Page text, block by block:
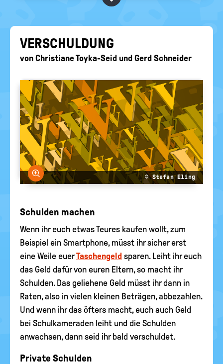
politische
EURE AKTUELLEN FRAGEN...
VER­SCHUL­DUNG
von Christiane Toyka-Seid und Gerd Schneider
Bild vergrößern
© Stefan Eling
Schulden machen
Wenn ihr euch etwas Teures kaufen wollt, zum
Beispiel ein Smartphone, müsst ihr sicher erst
eine Weile euerTaschengeld sparen. Leiht ihr euch
das Geld dafür von euren Eltern, so macht ihr
Schulden. Das geliehene Geld müsst ihr dann in
Raten, also in vielen kleinen Beträgen, abbezahlen.
Und wenn ihr das öfters macht, euch auch Geld
bei Schulkameraden leiht und die Schulden
anwachsen, dann seid ihr bald verschuldet.
Private Schulden